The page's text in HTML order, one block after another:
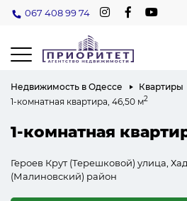
067 408 99 74
Недвижимость в Одессе
Квартиры
1-комнатная квартира, 46,50 м2
1-комнатная
Героев Крут (Терешковой) улица,
(Малиновский) район